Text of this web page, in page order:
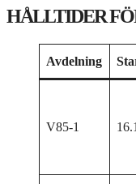
HÅLLTIDER
Avdelning
V85-1